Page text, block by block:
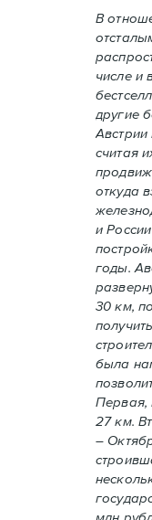
В
числе и
другие
Австрии
считая
откуда
и
годы.
30 км,
была
Первая,
27 км.
–